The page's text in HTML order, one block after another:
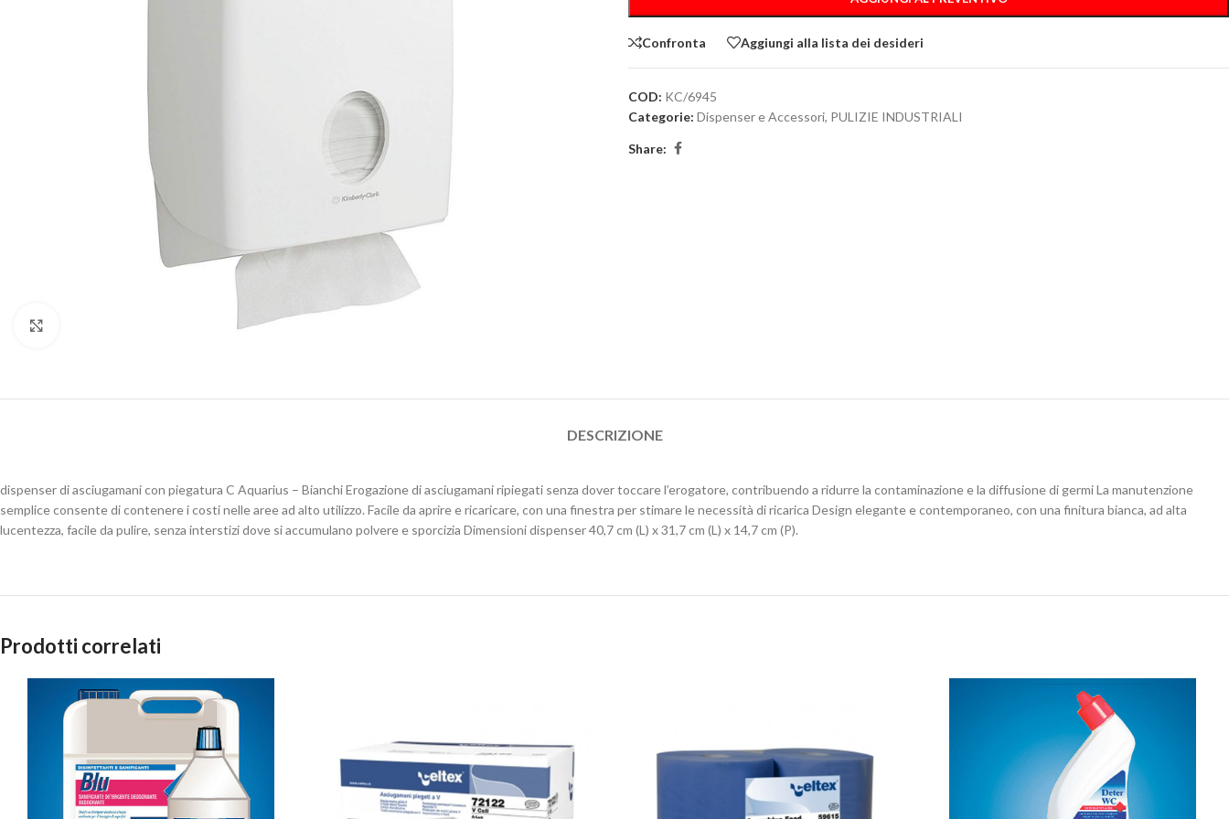
Confronta Aggiungi alla lista dei desideri
COD: KC/6945
Categorie: Dispenser e Accessori, PULIZIE INDUSTRIALI
Share:
DESCRIZIONE
dispenser di asciugamani con piegatura C Aquarius – Bianchi Erogazione di asciugamani ripiegati senza dover toccare l’erogatore, contribuendo a ridurre la contaminazione e la diffusione di germi La manutenzione
semplice consente di contenere i costi nelle aree ad alto utilizzo. Facile da aprire e ricaricare, con una finestra per stimare le necessità di ricarica Design elegante e contemporaneo, con una finitura bianca, ad alta
lucentezza, facile da pulire, senza interstizi dove si accumulano polvere e sporcizia Dimensioni dispenser 40,7 cm (L) x 31,7 cm (L) x 14,7 cm (P).
Prodotti correlati